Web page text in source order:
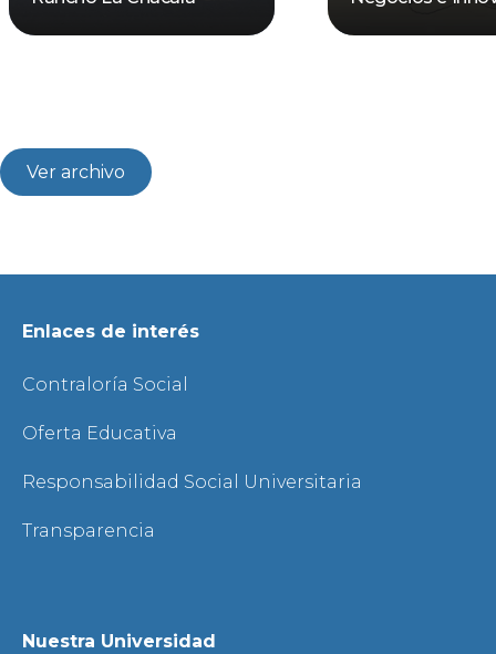
Ver archivo
Enlaces de interés
Contraloría Social
Oferta Educativa
Responsabilidad Social Universitaria
Transparencia
Nuestra Universidad